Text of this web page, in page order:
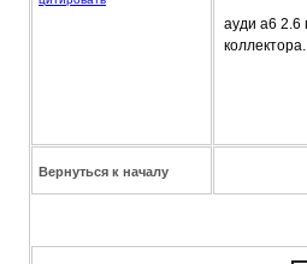
ауди а6 2.6
Вернуться к началу